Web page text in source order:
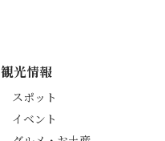
観光情報
スポット
イベント